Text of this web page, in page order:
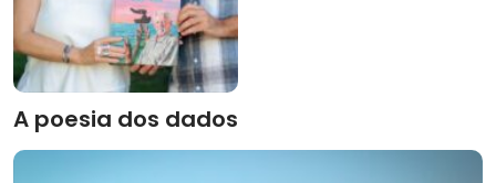
A poesia dos dados